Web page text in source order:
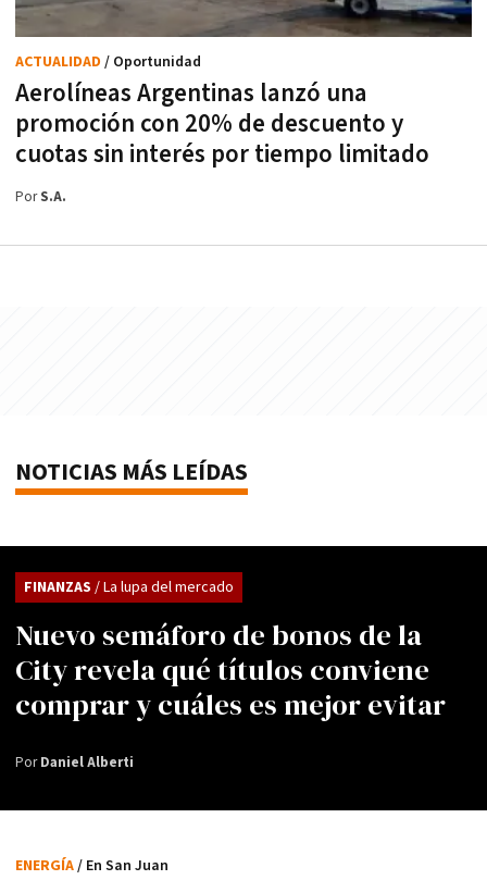
Aerolíneas Argentinas lanzó una
promoción con 20% de descuento y
cuotas sin interés por tiempo limitado
ACTUALIDAD / Oportunidad
PorS.A.
NOTICIAS MÁS LEÍDAS
Nuevo semáforo de bonos de la
City revela qué títulos conviene
comprar y cuáles es mejor evitar
FINANZAS / La lupa del mercado
PorDaniel Alberti
ENERGÍA/ En San Juan